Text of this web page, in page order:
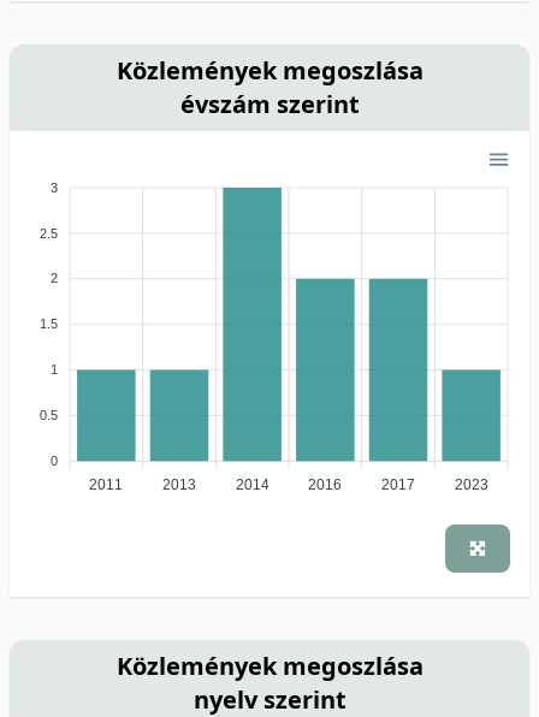
Közlemények megoszlása
évszám szerint
3
2.5
2
1.5
1
0.5
0
2011 2013 2014 2016 2017 2023
Közlemények megoszlása
nyelv szerint